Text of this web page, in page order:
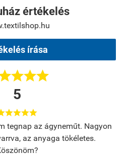
értékelés
írása

5

tegnap az ágyneműt. Nagyon
az anyaga tökéletes.